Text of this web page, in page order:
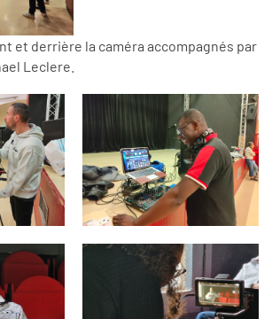
et derrière la caméra accompagnés par
Leclere.